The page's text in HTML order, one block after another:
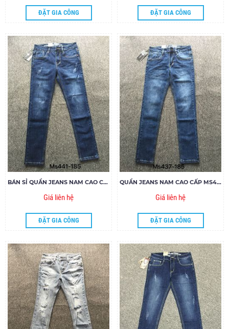
ĐẶT GIA CÔNG ĐẶT GIA CÔNG
BÁN SỈ QUẦN JEANS NAM CAO CẤP MS441-H185
Giá liên hệ
ĐẶT GIA CÔNG
QUẦN JEANS NAM CAO CẤP MS437-G185
Giá liên hệ
ĐẶT GIA CÔNG